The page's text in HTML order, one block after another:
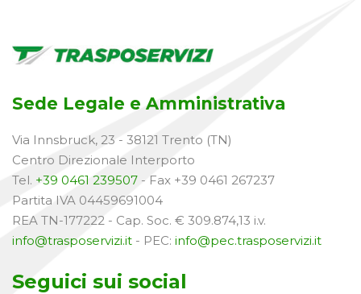
Sede Legale e Amministrativa
Via Innsbruck, 23 - 38121 Trento (TN)
Centro Direzionale Interporto
Tel. +39 0461 239507 - Fax +39 0461 267237
Partita IVA 04459691004
REA TN-177222 - Cap. Soc. € 309.874,13 i.v.
info@trasposervizi.it - PEC: info@pec.trasposervizi.it
Seguici sui social